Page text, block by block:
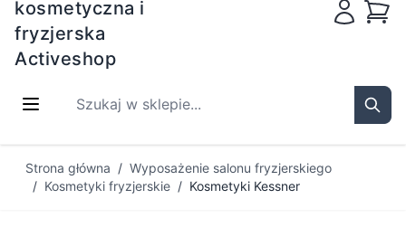
Szukaj w sklepie...
Strona główna / Wyposażenie salonu fryzjerskiego
/ Kosmetyki fryzjerskie / Kosmetyki Kessner